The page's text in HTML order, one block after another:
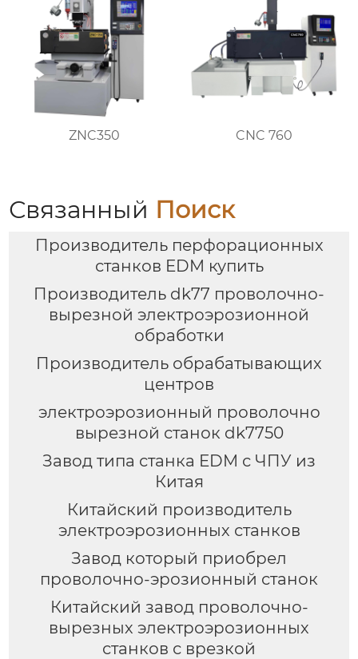
ZNC350 CNC 760
Связанный Поиск
Производитель перфорационных
станков EDM купить
Производитель dk77 проволочно-
вырезной электроэрозионной
обработки
Производитель обрабатывающих
центров
электроэрозионный проволочно
вырезной станок dk7750
Завод типа станка EDM с ЧПУ из
Китая
Китайский производитель
электроэрозионных станков
Завод который приобрел
проволочно-эрозионный станок
Китайский завод проволочно-
вырезных электроэрозионных
станков с врезкой